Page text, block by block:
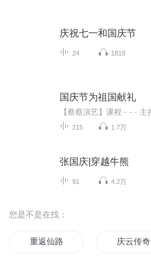
庆祝七一和国庆节
24 1818
国庆节为祖国献礼
215 1.7万
张国庆|穿越牛熊
91 4.2万
您是不是在找：
重返仙路 庆云传奇